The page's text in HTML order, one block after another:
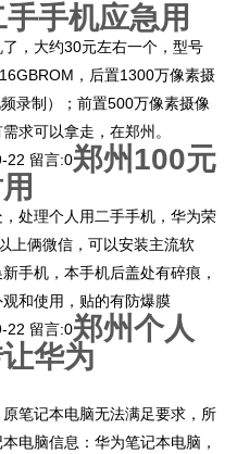
手机应急用
，大约30元左右一个，型号
，后置1300万像素摄
录制）；前置500万像素摄像
求可以拿走，在郑州。
22 留言:0郑州100元
处理个人用二手手机，华为荣
上俩微信，可以安装主流软
手机，本手机后盖处有碎痕，
和使用，贴的有防爆膜
22 留言:0郑州个人
华为
笔记本电脑无法满足要求，所
电脑信息：华为笔记本电脑，